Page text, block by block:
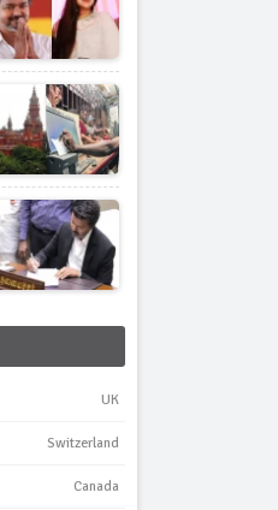
UK
Switzerland
Canada